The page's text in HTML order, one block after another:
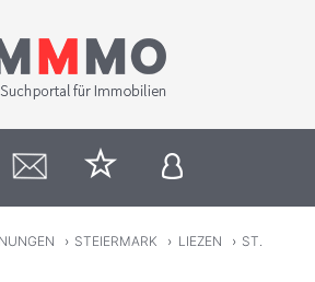
› STEIERMARK › LIEZEN › ST.